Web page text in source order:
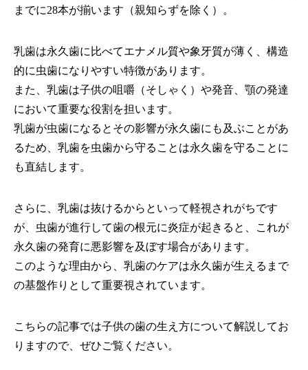
までに28本が揃います（親知らずを除く）。
乳歯は永久歯に比べてエナメル質や象牙質が薄く、構造
的に虫歯になりやすい特徴があります。
また、乳歯は子供の咀嚼（そしゃく）や発音、顎の発達
において重要な役割を担います。
乳歯が虫歯になるとその影響が永久歯にも及ぶことがあ
るため、乳歯を虫歯から守ることは永久歯を守ることに
も直結します。
さらに、乳歯は抜けるからといって軽視されがちです
が、虫歯が進行して歯の根元に炎症が起きると、これが
永久歯の発育に悪影響を及ぼす場合があります。
このような理由から、乳歯のケアは永久歯が生えるまで
の基盤作りとして重要視されています。
こちらの記事では子供の歯の生え方について解説してお
りますので、ぜひご覧ください。